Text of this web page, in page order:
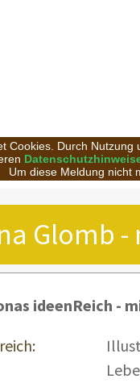
Cookies. Durch
Um diese Meldung nicht
Glomb
ideenReich -